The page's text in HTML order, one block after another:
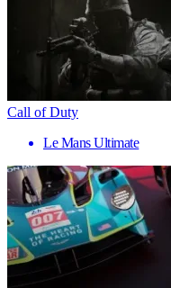
Call of Duty
Le Mans Ultimate